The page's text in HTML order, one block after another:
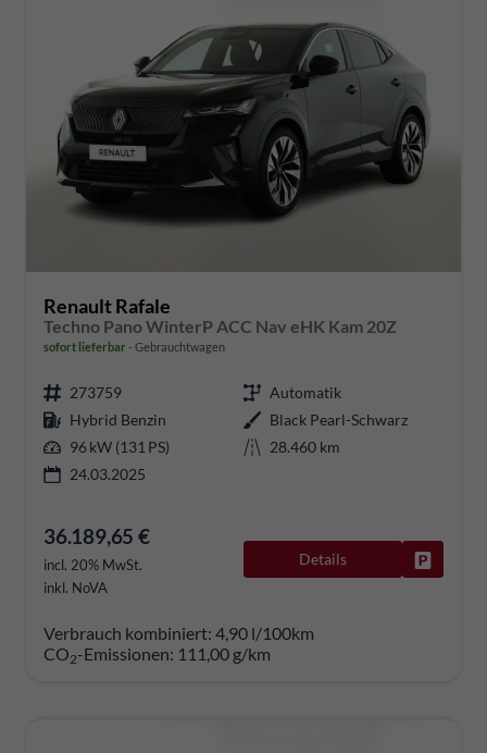
Renault Rafale
Techno Pano WinterP ACC Nav eHK Kam 20Z
sofort lieferbar Gebrauchtwagen
273759
Automatik
Hybrid Benzin
Black Pearl-Schwarz
96 kW (131 PS)
28.460 km
24.03.2025
36.189,65 €
incl. 20% MwSt.
inkl. NoVA
Details
Verbrauch kombiniert: 4,90 l/100km
CO2-Emissionen: 111,00 g/km